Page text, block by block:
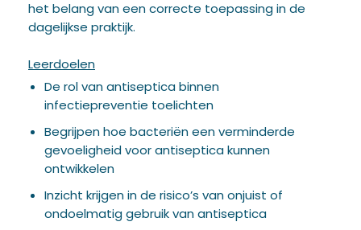
het belang van een correcte toepassing in de
dagelijkse praktijk.
Leerdoelen
De rol van antiseptica binnen
infectiepreventie toelichten
Begrijpen hoe bacteriën een verminderde
gevoeligheid voor antiseptica kunnen
ontwikkelen
Inzicht krijgen in de risico’s van onjuist of
ondoelmatig gebruik van antiseptica